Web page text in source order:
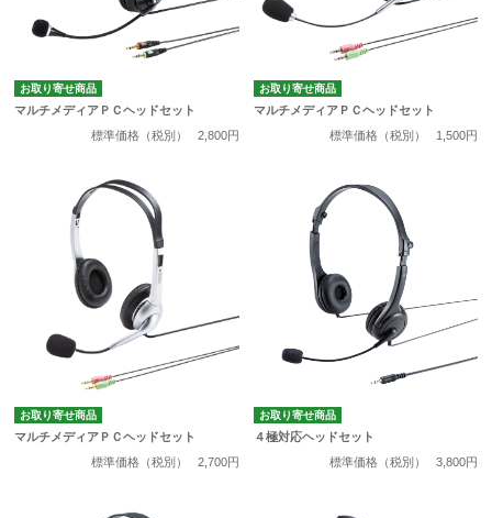
お取り寄せ商品
マルチメディアＰＣヘッドセット
標準価格（税別）
2,800円
お取り寄せ商品
マルチメディアＰＣヘッドセット
標準価格（税別）
1,500円
お取り寄せ商品
マルチメディアＰＣヘッドセット
標準価格（税別）
2,700円
お取り寄せ商品
４極対応ヘッドセット
標準価格（税別）
3,800円